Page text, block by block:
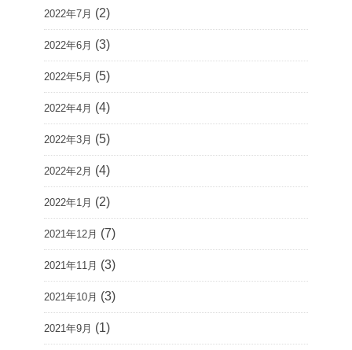
2022年7月 (2)
2022年6月 (3)
2022年5月 (5)
2022年4月 (4)
2022年3月 (5)
2022年2月 (4)
2022年1月 (2)
2021年12月 (7)
2021年11月 (3)
2021年10月 (3)
2021年9月 (1)